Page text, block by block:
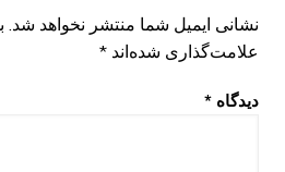
نشانی ایمیل شما منتشر نخواهد شد.
علامت‌گذاری شده‌اند *
دیدگاه *